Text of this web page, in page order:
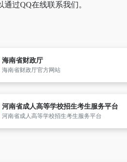
过QQ在线联系我们。
海南省财政厅
海南省财政厅官方网站
河南省成人高等学校招生考生服务平台
河南省成人高等学校招生考生服务平台